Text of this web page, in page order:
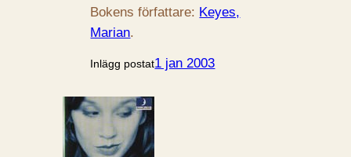
Bokens författare: Keyes,
Marian.
Inlägg postat1 jan 2003